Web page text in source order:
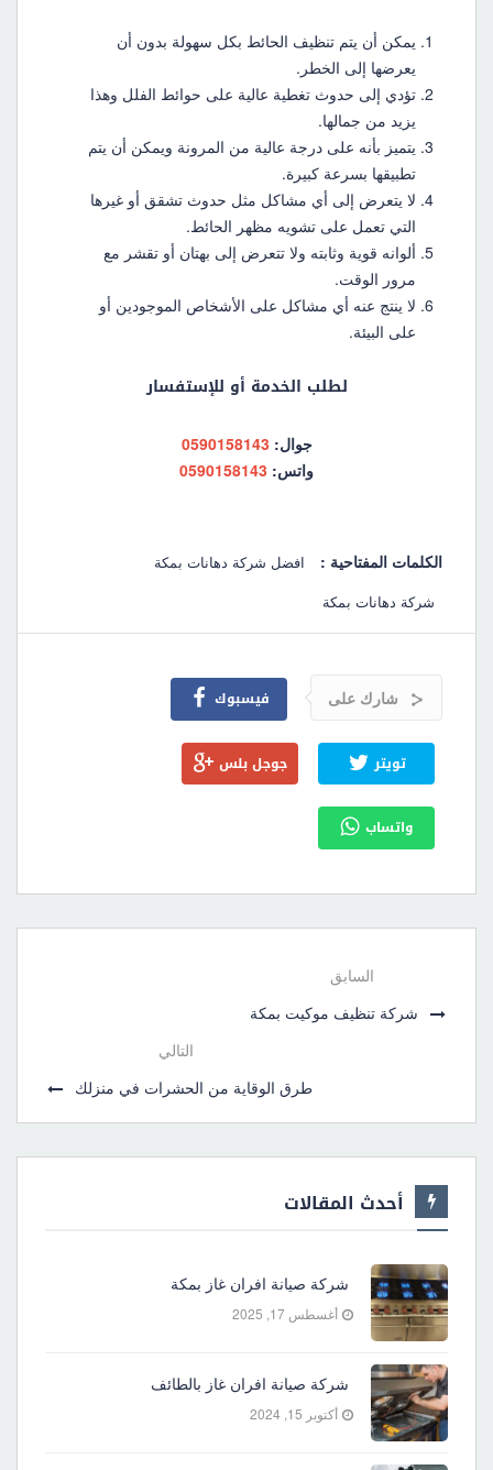
يمكن أن يتم تنظيف الحائط بكل سهولة بدون أن
يعرضها إلى الخطر.
تؤدي إلى حدوث تغطية عالية على حوائط الفلل وهذا
يزيد من جمالها.
يتميز بأنه على درجة عالية من المرونة ويمكن أن يتم
تطبيقها بسرعة كبيرة.
لا يتعرض إلى أي مشاكل مثل حدوث تشقق أو غيرها
التي تعمل على تشويه مظهر الحائط.
ألوانه قوية وثابته ولا تتعرض إلى بهتان أو تقشر مع
مرور الوقت.
لا ينتج عنه أي مشاكل على الأشخاص الموجودين أو
على البيئة.
لطلب الخدمة أو للإستفسار
جوال:0590158143
واتس: 0590158143
الكلمات المفتاحية :
افضل شركة دهانات بمكة
شركة دهانات بمكة
شارك على فيسبوك
تويتر جوجل بلس
واتساب
السابق
شركة تنظيف موكيت بمكة
التالي
طرق الوقاية من الحشرات في منزلك
أحدث المقالات
شركة صيانة افران غاز بمكة
أغسطس 17, 2025
شركة صيانة افران غاز بالطائف
أكتوبر 15, 2024